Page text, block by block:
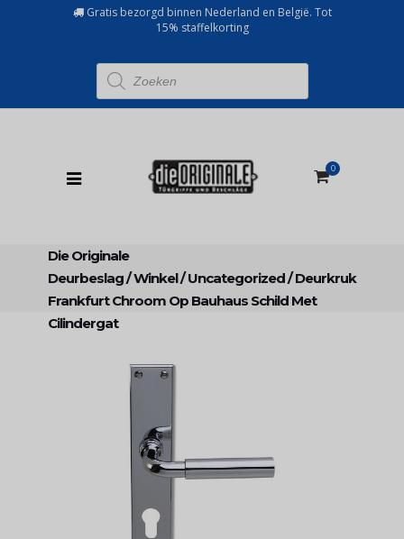
Gratis bezorgd binnen Nederland en België. Tot
15% staffelkorting
Producten
zoeken
0
Die Originale
Deurbeslag/Winkel/Uncategorized/Deurkruk
Frankfurt Chroom Op Bauhaus Schild Met
Cilindergat